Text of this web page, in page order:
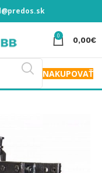
0 0,00€
NAKUPOVAŤ